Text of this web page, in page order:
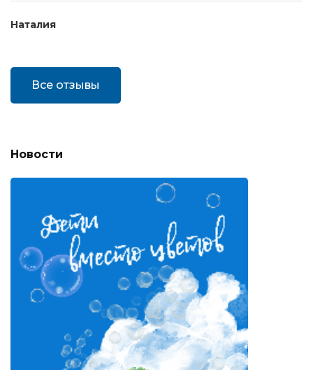
Наталия
Все отзывы
Новости